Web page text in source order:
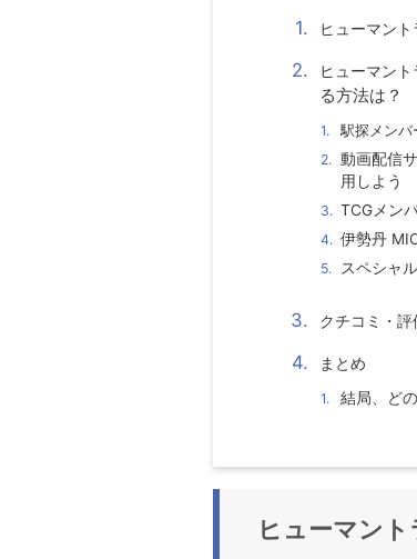
ヒューマン
ヒューマン
る方法は？
駅探メンバ
動画配信
用しよう
TCGメン
伊勢丹
スペシャ
クチコミ・評
まとめ
結局、ど
ヒューマン